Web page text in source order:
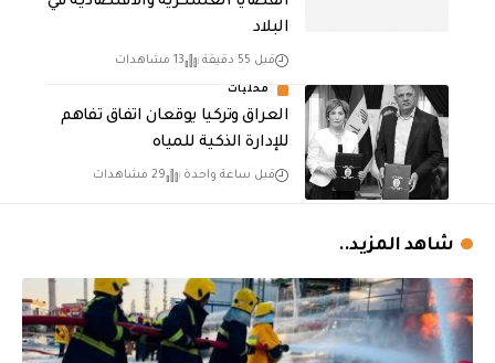
البلاد
قبل 55 دقيقة 13 مشاهدات
محليات
العراق وتركيا يوقعان اتفاق تفاهم
للإدارة الذكية للمياه
قبل ساعة واحدة 29 مشاهدات
شاهد المزيد..